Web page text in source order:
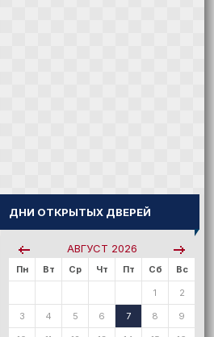
ДНИ ОТКРЫТЫХ ДВЕРЕЙ
АВГУСТ 2026
Пн Вт Ср Чт Пт Сб Вс
1 2
3 4 5 6 7 8 9